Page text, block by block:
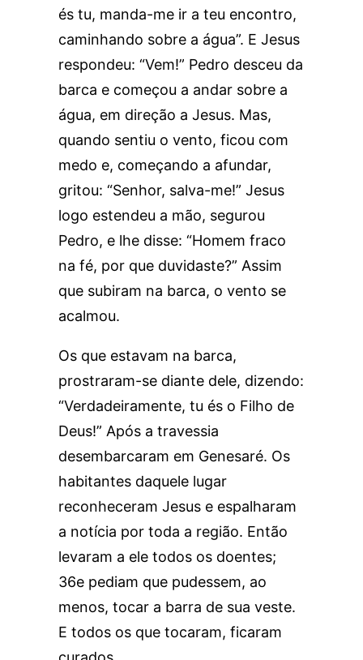
és tu, manda-me ir a teu encontro,
caminhando sobre a água”. E Jesus
respondeu: “Vem!” Pedro desceu da
barca e começou a andar sobre a
água, em direção a Jesus. Mas,
quando sentiu o vento, ficou com
medo e, começando a afundar,
gritou: “Senhor, salva-me!” Jesus
logo estendeu a mão, segurou
Pedro, e lhe disse: “Homem fraco
na fé, por que duvidaste?” Assim
que subiram na barca, o vento se
acalmou.
Os que estavam na barca,
prostraram-se diante dele, dizendo:
“Verdadeiramente, tu és o Filho de
Deus!” Após a travessia
desembarcaram em Genesaré. Os
habitantes daquele lugar
reconheceram Jesus e espalharam
a notícia por toda a região. Então
levaram a ele todos os doentes;
36e pediam que pudessem, ao
menos, tocar a barra de sua veste.
E todos os que tocaram, ficaram